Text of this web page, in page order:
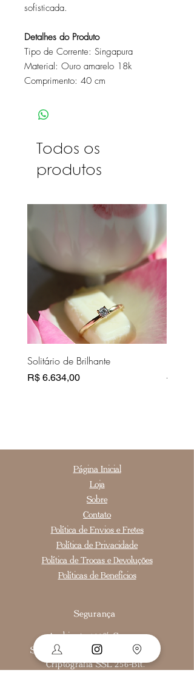
sofisticada.
Detalhes do Produto
Tipo de Corrente: Singapura
Material: Ouro amarelo 18k
Comprimento: 40 cm
Todos os
produtos
Solitário de Brilhante
Preço
R$ 6.634,00 Preço
R$
Página Inicial
Loja
Sobre
Contato
Política de Envios e Fretes
Política de Privacidade
Política de Trocas e Devoluções
Políticas de Benefícios
Segurança
Ambiente 100% Seguro.
Sua Informação é Protegida Pela
Criptografia SSL 256-Bit.